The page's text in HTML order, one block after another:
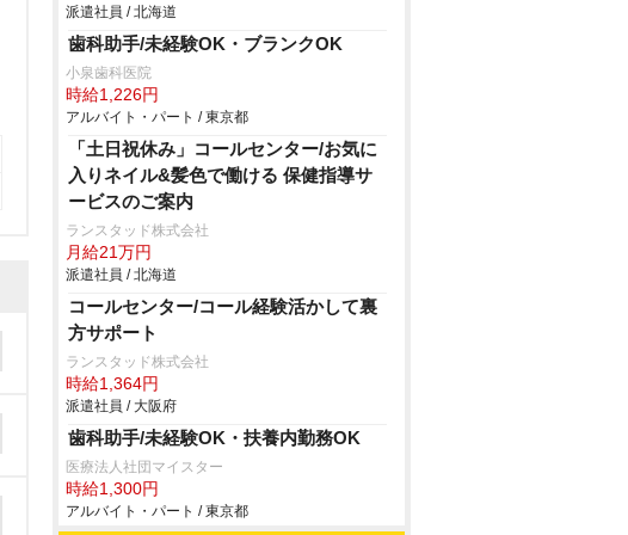
派遣社員 / 北海道
歯科助手/未経験OK・ブランクOK
小泉歯科医院
時給1,226円
アルバイト・パート / 東京都
「土日祝休み」コールセンター/お気に
入りネイル&髪色で働ける 保健指導サ
ービスのご案内
ランスタッド株式会社
月給21万円
派遣社員 / 北海道
コールセンター/コール経験活かして裏
方サポート
ランスタッド株式会社
時給1,364円
派遣社員 / 大阪府
歯科助手/未経験OK・扶養内勤務OK
医療法人社団マイスター
時給1,300円
アルバイト・パート / 東京都